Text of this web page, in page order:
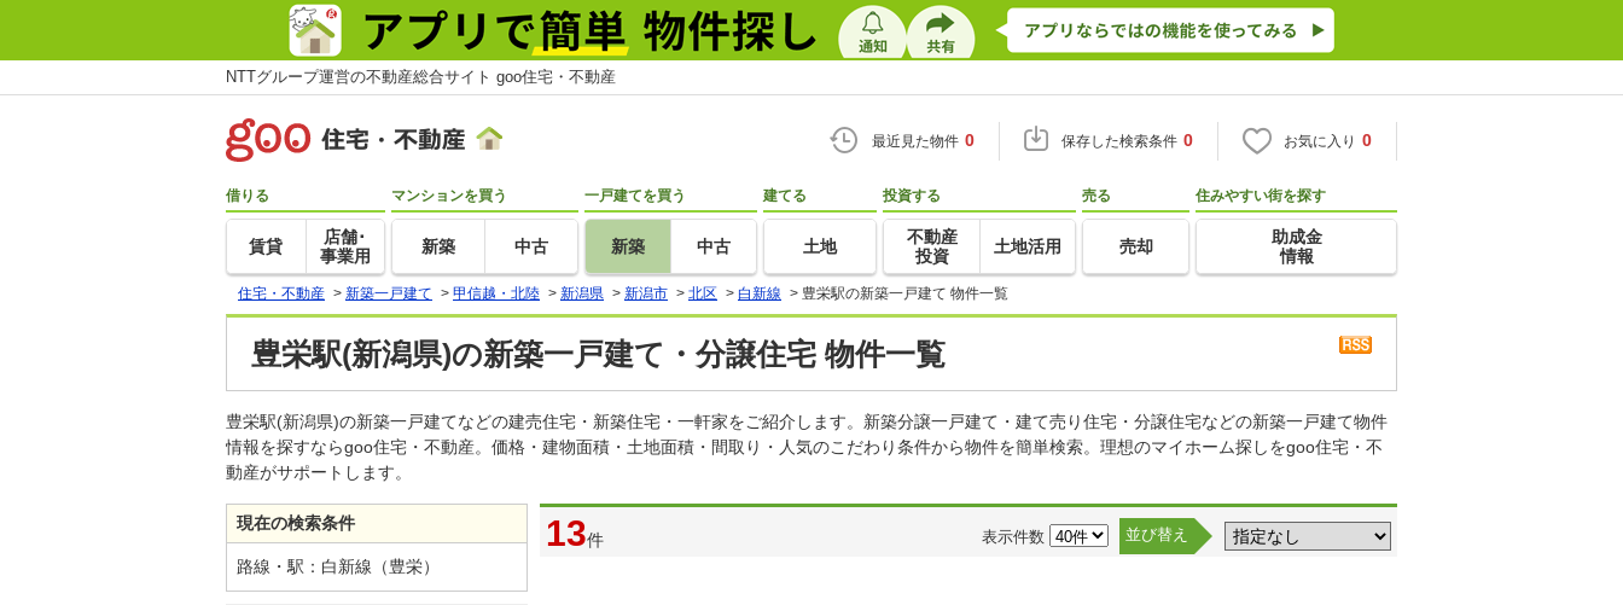
NTTグループ運営の不動産総合サイト goo住宅・不動産
最近見た物件 0 保存した検索条件 0 お気に入り 0
借りる
賃貸
店舗･
事業用
マンションを買う
新築 中古
一戸建てを買う
新築 中古
建てる
土地
投資する
不動産
投資
土地活用
売る
売却
住みやすい街を探す
助成金
情報
住宅・不動産 > 新築一戸建て > 甲信越・北陸 > 新潟県 > 新潟市 > 北区 > 白新線 > 豊栄駅の新築一戸建て 物件一覧
豊栄駅(新潟県)の新築一戸建て・分譲住宅 物件一覧
豊栄駅(新潟県)の新築一戸建てなどの建売住宅・新築住宅・一軒家をご紹介します。新築分譲一戸建て・建て売り住宅・分譲住宅などの新築一戸建て物件
情報を探すならgoo住宅・不動産。価格・建物面積・土地面積・間取り・人気のこだわり条件から物件を簡単検索。理想のマイホーム探しをgoo住宅・不
動産がサポートします。
13件 表示件数 並び替え
現在の検索条件
路線・駅：白新線（豊栄）